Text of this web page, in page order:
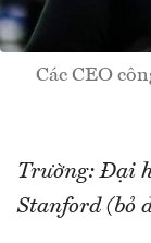
Các CEO
Trường: Đại
Stanford (bỏ